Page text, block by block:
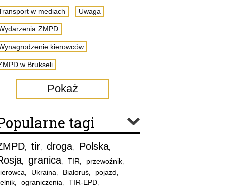
w mediach Uwaga
ZMPD
kierowców
w Brukseli
Pokaż
tagi
, tir, droga, Polska,
, granica, TIR, przewoźnik,
, Ukraina, Białoruś, pojazd,
, ograniczenia, TIR-EPD,